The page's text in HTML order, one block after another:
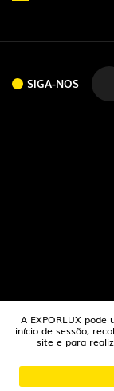
A EXPORLUX
início de sessão,
site e para
SIGA-NOS